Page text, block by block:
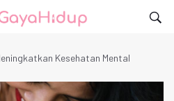
Kesehatan Mental